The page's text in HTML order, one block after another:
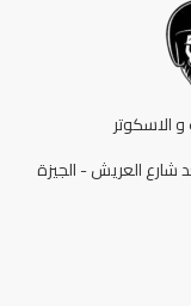
الاسكوتر
شارع العريش - الجيزة